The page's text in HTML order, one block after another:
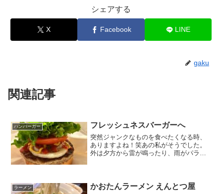
シェアする
X Facebook LINE
gaku
関連記事
ハンバーガー フレッシュネスバーガーへ
突然ジャンクなものを食べたくなる時、
ありますよね！笑あの私がそうでした。
外は夕方から雷が鳴ったり、雨がパラつ
ャンクなものを食べたい…...
ラーメン かおたんラーメン えんとつ屋